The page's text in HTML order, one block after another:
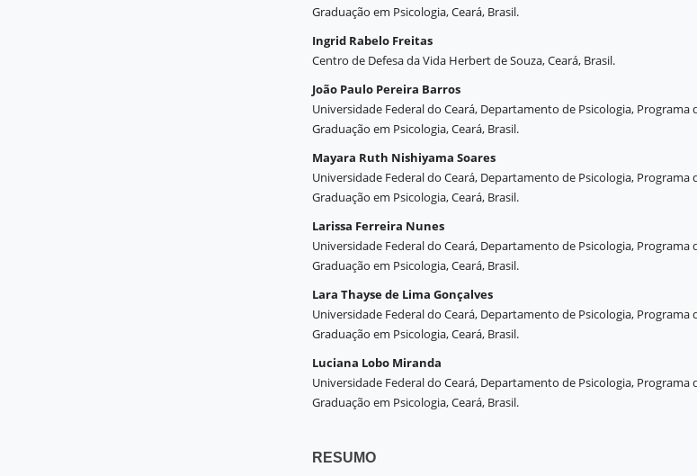
Graduação em Psicologia, Ceará, Brasil.
Ingrid Rabelo Freitas
Centro de Defesa da Vida Herbert de Souza, Ceará, Brasil.
João Paulo Pereira Barros
Universidade Federal do Ceará, Departamento de Psicologia, Programa
Graduação em Psicologia, Ceará, Brasil.
Mayara Ruth Nishiyama Soares
Universidade Federal do Ceará, Departamento de Psicologia, Programa
Graduação em Psicologia, Ceará, Brasil.
Larissa Ferreira Nunes
Universidade Federal do Ceará, Departamento de Psicologia, Programa
Graduação em Psicologia, Ceará, Brasil.
Lara Thayse de Lima Gonçalves
Universidade Federal do Ceará, Departamento de Psicologia, Programa
Graduação em Psicologia, Ceará, Brasil.
Luciana Lobo Miranda
Universidade Federal do Ceará, Departamento de Psicologia, Programa
Graduação em Psicologia, Ceará, Brasil.
RESUMO